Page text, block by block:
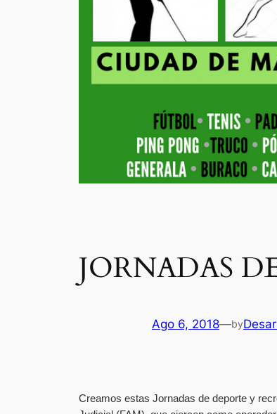
JORNADAS
Ago 6, 2018—by
Creamos estas Jornadas de deporte y